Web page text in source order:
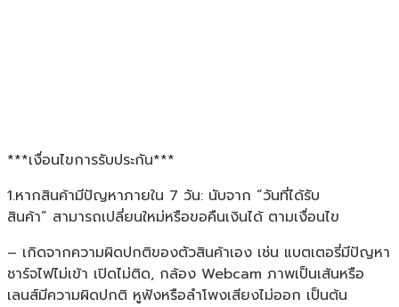
***เงื่อนไขการรับประกัน***
1.หากสินค้ามีปัญหาภายใน 7 วัน: นับจาก “วันที่ได้รับ
สินค้า” สามารถเปลี่ยนใหม่หรือขอคืนเงินได้ ตามเงื่อนไข
– เกิดจากความผิดปกติของตัวสินค้าเอง เช่น แบตเตอรี่มีปัญหา
ชาร์จไฟไม่เข้า เปิดไม่ติด, กล้อง Webcam ภาพเป็นเส้นหรือ
เลนส์มีความผิดปกติ หูฟังหรือลำโพงเสียงไม่ออก เป็นต้น